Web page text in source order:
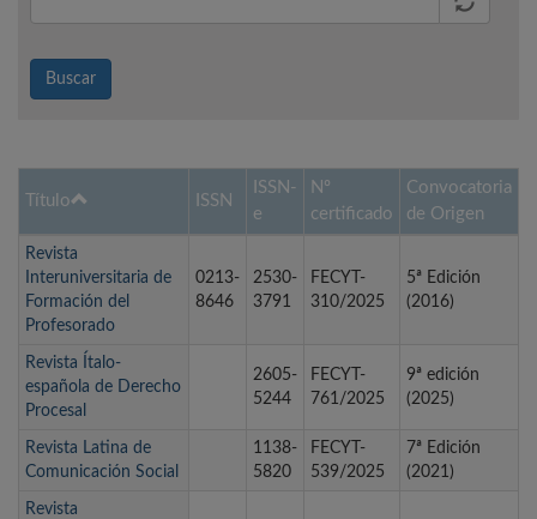
Buscar
Título ISSN
ISSN-
e
Nº
certificado
Convocatoria
de Origen
Revista
Interuniversitaria de
Formación del
Profesorado
0213-
8646
2530-
3791
FECYT-
310/2025
5ª Edición
(2016)
Revista Ítalo-
española de Derecho
Procesal
2605-
5244
FECYT-
761/2025
9ª edición
(2025)
Revista Latina de
Comunicación Social
1138-
5820
FECYT-
539/2025
7ª Edición
(2021)
Revista